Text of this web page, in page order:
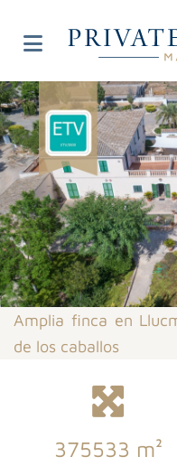
Amplia finca en
de los caballos
375533 m²